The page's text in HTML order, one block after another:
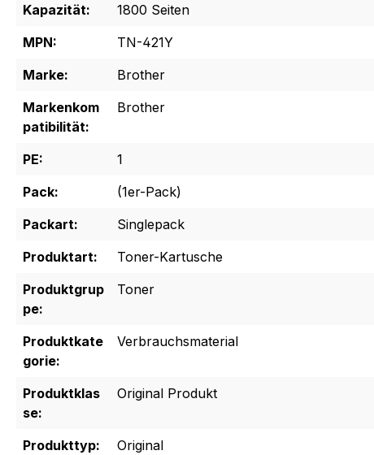
Kapazität:
1800 Seiten
MPN:
TN-421Y
Marke:
Brother
Markenkom
patibilität:
Brother
PE:
1
Pack:
(1er-Pack)
Packart:
Singlepack
Produktart:
Toner-Kartusche
Produktgrup
pe:
Toner
Produktkate
gorie:
Verbrauchsmaterial
Produktklas
se:
Original Produkt
Produkttyp:
Original